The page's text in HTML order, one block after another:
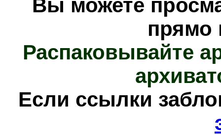
Вы можете
прямо
Распаковывайте
Если ссылки